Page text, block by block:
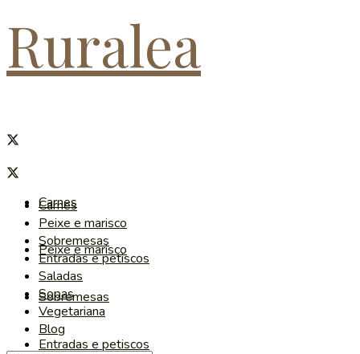
Ruralea
Carnes
Peixe e marisco
Sobremesas
Entradas e petiscos
Carnes
Peixe e marisco
Sobremesas
Entradas e petiscos
Saladas
Sopas
Vegetariana
Blog